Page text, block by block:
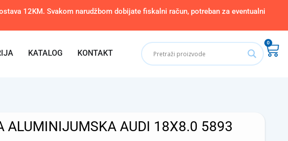
12KM. Svakom narudžbom dobijate fiskalni račun, potreban za eventualni
KATALOG KONTAKT
0
ALUMINIJUMSKA AUDI 18X8.0 5893